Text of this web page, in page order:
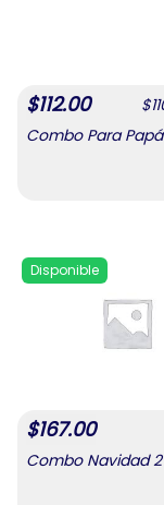
$112.00 $
Combo Para
Disponible
$167.00
Combo Navidad 2